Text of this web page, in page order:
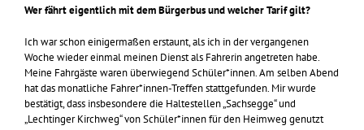
Wer fährt eigentlich mit dem Bürgerbus und welcher Tarif gilt?
Ich war schon einigermaßen erstaunt, als ich in der vergangenen
Woche wieder einmal meinen Dienst als Fahrerin angetreten habe.
Meine Fahrgäste waren überwiegend Schüler*innen. Am selben Abend
hat das monatliche Fahrer*innen-Treffen stattgefunden. Mir wurde
bestätigt, dass insbesondere die Haltestellen „Sachsegge“ und
„Lechtinger Kirchweg“ von Schüler*innen für den Heimweg genutzt